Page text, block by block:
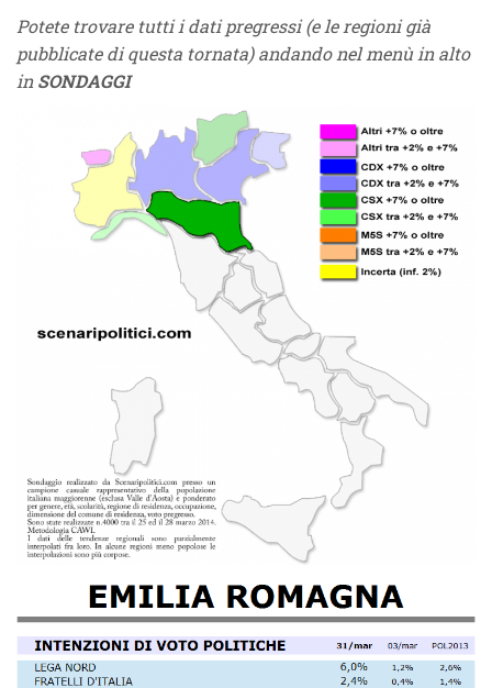
Potete trovare tutti i dati pregressi (e le regioni già
pubblicate di questa tornata) andando nel menù in alto
inSONDAGGI